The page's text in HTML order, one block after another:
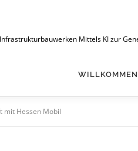
Mittels KI zur
WILLKOMMEN
mit Hessen Mobil